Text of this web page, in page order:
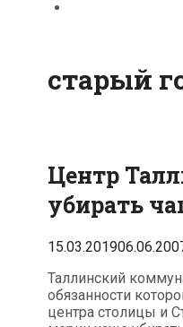
старый
Центр
убирать
15.03.2019
Таллинский
обязанности
центра столицы и